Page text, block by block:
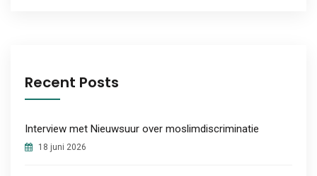
Recent Posts
Interview met Nieuwsuur over moslimdiscriminatie
18 juni 2026